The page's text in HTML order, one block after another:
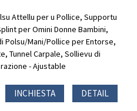
Attellu per u Pollice, Supportu
per Omini Donne Bambini,
Polsu/Mani/Pollice per Entorse,
Tunnel Carpale, Sollievu di
- Ajustable
INCHIESTA DETAIL